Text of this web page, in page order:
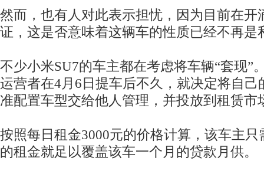
然而，也有人对此表示担忧，因为目前在开
证，这是否意味着这辆车的性质已经不再是
不少小米SU7的车主都在考虑将车辆“套现”
运营者在4月6日提车后不久，就决定将自己
准配置车型交给他人管理，并投放到租赁市
按照每日租金3000元的价格计算，该车主
的租金就足以覆盖该车一个月的贷款月供。